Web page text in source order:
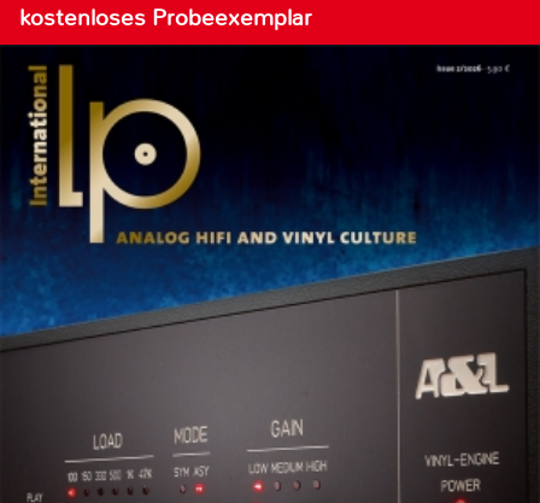
kostenloses Probeexemplar